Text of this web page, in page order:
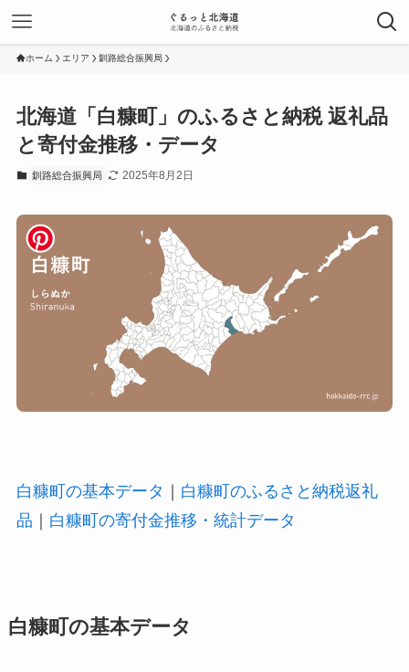
ホーム エリア 釧路総合振興局
北海道「白糠町」のふるさと納税 返礼品
と寄付金推移・データ
釧路総合振興局 2025年8月2日
白糠町の基本データ
白糠町のふるさと納税返礼
品
白糠町の寄付金推移・統計データ
白糠町の基本データ